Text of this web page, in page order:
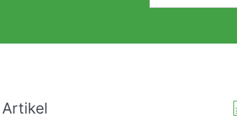
Artikel